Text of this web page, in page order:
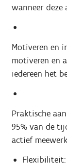
wanneer deze
Motiveren en
motiveren en
iedereen het
Praktische
95% van de
actief
Flexibiliteit: